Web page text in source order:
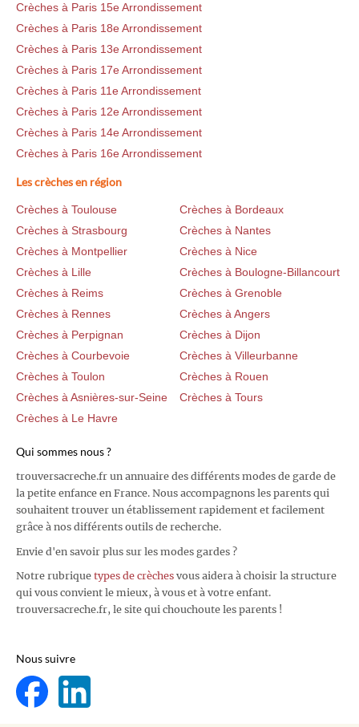
Crèches à Paris 15e Arrondissement
Crèches à Paris 18e Arrondissement
Crèches à Paris 13e Arrondissement
Crèches à Paris 17e Arrondissement
Crèches à Paris 11e Arrondissement
Crèches à Paris 12e Arrondissement
Crèches à Paris 14e Arrondissement
Crèches à Paris 16e Arrondissement
Les crèches en région
Crèches à Toulouse
Crèches à Bordeaux
Crèches à Strasbourg
Crèches à Nantes
Crèches à Montpellier
Crèches à Nice
Crèches à Lille
Crèches à Boulogne-Billancourt
Crèches à Reims
Crèches à Grenoble
Crèches à Rennes
Crèches à Angers
Crèches à Perpignan
Crèches à Dijon
Crèches à Courbevoie
Crèches à Villeurbanne
Crèches à Toulon
Crèches à Rouen
Crèches à Asnières-sur-Seine
Crèches à Tours
Crèches à Le Havre
Qui sommes nous ?
trouversacreche.fr un annuaire des différents modes de garde de
la petite enfance en France. Nous accompagnons les parents qui
souhaitent trouver un établissement rapidement et facilement
grâce à nos différents outils de recherche.
Envie d'en savoir plus sur les modes gardes ?
Notre rubrique types de crèches vous aidera à choisir la structure
qui vous convient le mieux, à vous et à votre enfant.
trouversacreche.fr, le site qui chouchoute les parents !
Nous suivre